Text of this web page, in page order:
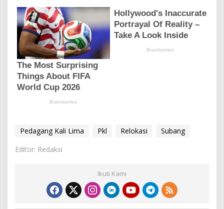
Pedagang Kali Lima Pkl Relokasi
Subang
Editor: Redaksi
Ikuti Kami